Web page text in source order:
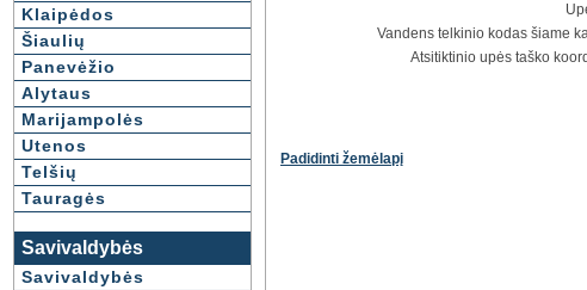
Klaipėdos
Šiaulių
Panevėžio
Alytaus
Marijampolės
Utenos
Telšių
Tauragės
Savivaldybės
Savivaldybės
Vandens telkinio kodas šiame
Atsitiktinio upės taško
Padidinti žemėlapį